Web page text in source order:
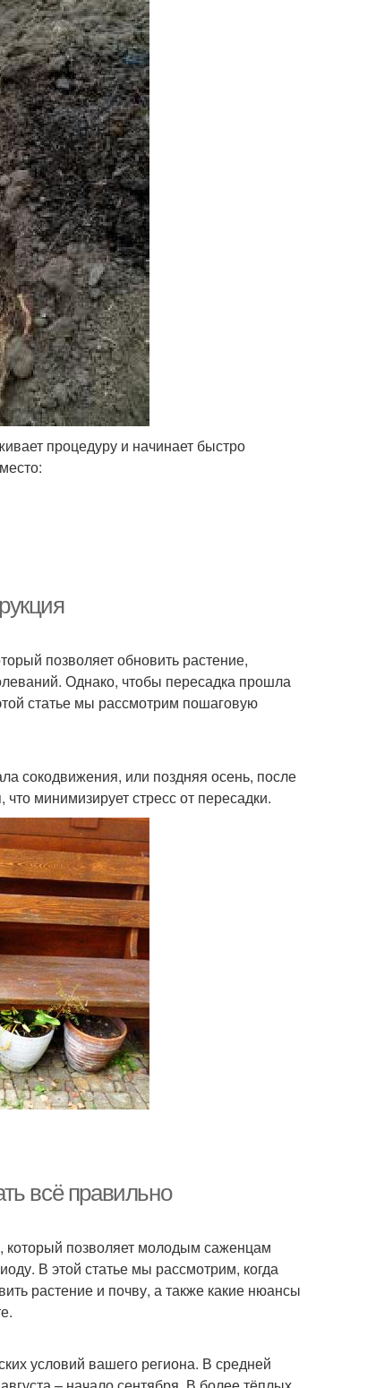
процедуру и начинает быстро
позволяет обновить растение,
Однако, чтобы пересадка прошла
статье мы рассмотрим пошаговую
сокодвижения, или поздняя осень, после
минимизирует стресс от пересадки.
всё правильно
который позволяет молодым саженцам
В этой статье мы рассмотрим, когда
растение и почву, а также какие нюансы
условий вашего региона. В средней